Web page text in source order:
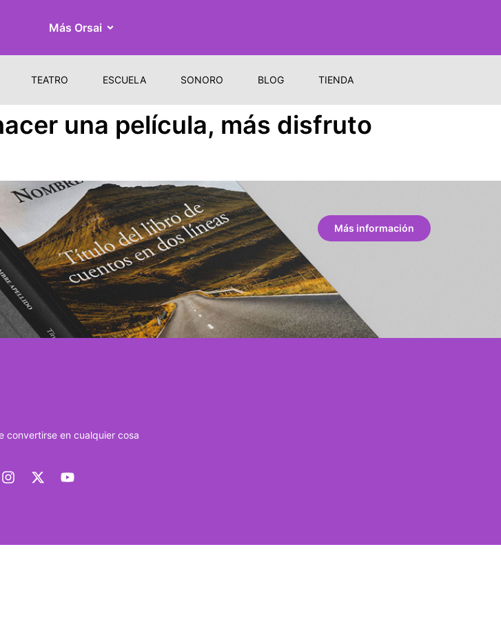
Más Orsai
TEATRO ESCUELA SONORO BLOG TIENDA
una película, más disfruto
Más información
convertirse en cualquier cosa